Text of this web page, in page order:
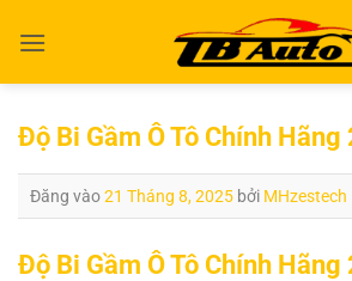
qua
Độ Bi Gầm Ô Tô Chính Hãng
Đăng vào21 Tháng 8, 2025 bởi MHzestech
Độ Bi Gầm Ô Tô Chính